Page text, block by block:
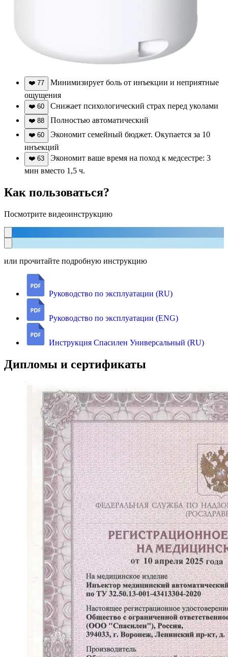
❤️ 77
Минимизирует боль от инъекции и неприятные
ощущения
❤️ 60 Снижает психологический страх перед уколами
❤️ 88 Полностью автоматический
❤️ 60
Экономит семейный бюджет. Окупается за 10
инъекций
❤️ 63
Экономит ваше время на поход к медсестре: 3
мин вместо 1,5 ч.
Как пользоваться?
Посмотрите видеоинструкцию
или прочитайте подробную инструкцию
Руководство по эксплуатации (RU)
Руководство по эксплуатации (ENG)
Инструкция Спасилен Универсальный (RU)
Дипломы и сертификаты